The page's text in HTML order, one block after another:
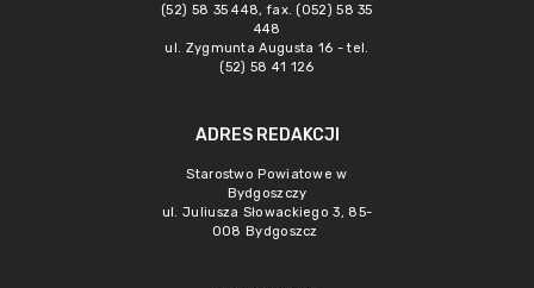
(52) 58 35 448, fax. (052) 58 35
448
ul. Zygmunta Augusta 16 - tel.
(52) 58 41 126
ADRES REDAKCJI
Starostwo Powiatowe w
Bydgoszczy
ul. Juliusza Słowackiego 3, 85-
008 Bydgoszcz